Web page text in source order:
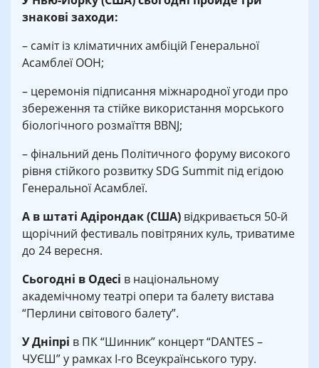
знакові заходи:
– саміт із кліматичних амбіцій Генеральної
Асамблеї ООН;
– церемонія підписання міжнародної угоди про
збереження та стійке використання морського
біологічного розмаїття BBNJ;
– фінальний день Політичного форуму високого
рівня стійкого розвитку SDG Summit під егідою
Генеральної Асамблеї.
А в штаті Адірондак (США) відкривається 50-й
щорічний фестиваль повітряних куль, триватиме
до 24 вересня.
Сьогодні в Одесі в національному
академічному театрі опери та балету вистава
“Перлини світового балету”.
У Дніпрі в ПК “Шинник” концерт “DANTES –
ЧУЄШ” у рамках І-го Всеукраїнського туру.